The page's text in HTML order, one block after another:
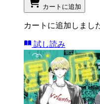
カートに追加
カートに追加しまし
試し読み